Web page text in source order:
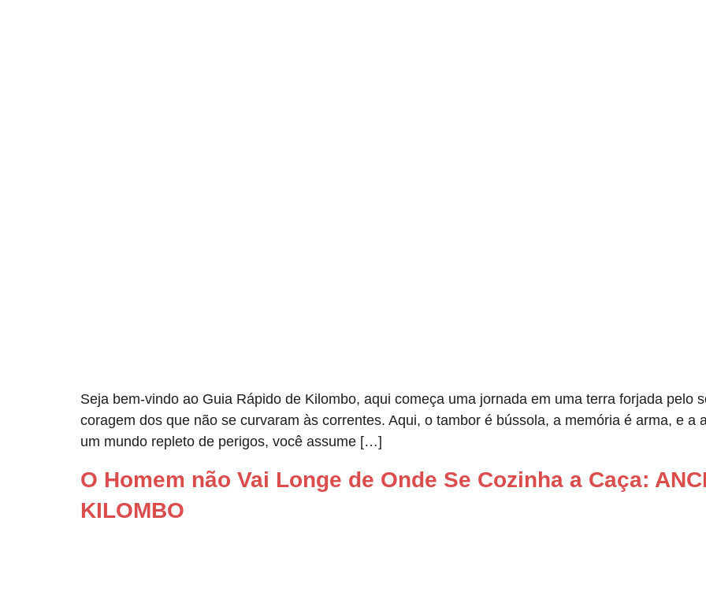
Seja bem-vindo ao Guia Rápido de Kilombo, aqui começa uma jornada em uma terra forjada pelo
coragem dos que não se curvaram às correntes. Aqui, o tambor é bússola, a memória é arma, e a
um mundo repleto de perigos, você assume […]
O Homem não Vai Longe de Onde Se Cozinha a Caça:
KILOMBO